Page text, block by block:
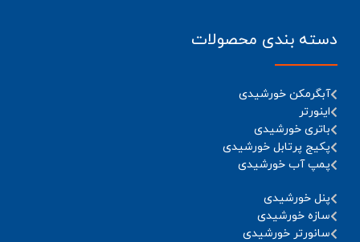
دسته بندی محصولات
آبگرمکن خورشیدی
اینورتر
باتری خورشیدی
پکیج پرتابل خورشیدی
پمپ آب خورشیدی
پنل خورشیدی
سازه خورشیدی
سانورتر خورشیدی